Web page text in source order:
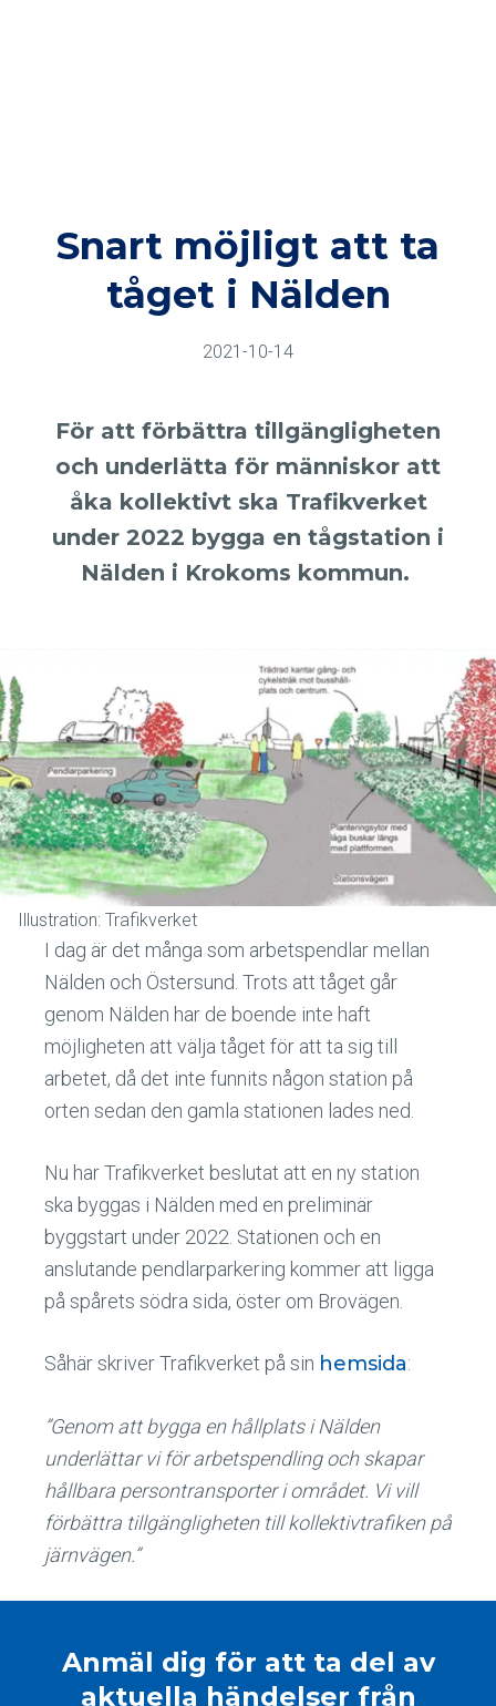
Snart möjligt att ta
tåget i Nälden
2021-10-14
För att förbättra tillgängligheten
och underlätta för människor att
åka kollektivt ska Trafikverket
under 2022 bygga en tågstation i
Nälden i Krokoms kommun.
Illustration: Trafikverket
I dag är det många som arbetspendlar mellan
Nälden och Östersund. Trots att tåget går
genom Nälden har de boende inte haft
möjligheten att välja tåget för att ta sig till
arbetet, då det inte funnits någon station på
orten sedan den gamla stationen lades ned.
Nu har Trafikverket beslutat att en ny station
ska byggas i Nälden med en preliminär
byggstart under 2022. Stationen och en
anslutande pendlarparkering kommer att ligga
på spårets södra sida, öster om Brovägen.
Såhär skriver Trafikverket på sin hemsida:
”Genom att bygga en hållplats i Nälden
underlättar vi för arbetspendling och skapar
hållbara persontransporter i området. Vi vill
förbättra tillgängligheten till kollektivtrafiken på
järnvägen.”
Anmäl dig för att ta del av
aktuella händelser från